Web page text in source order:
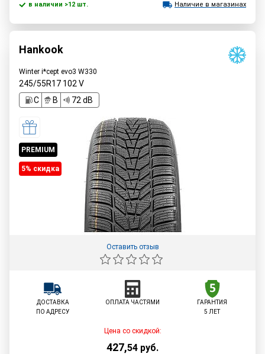
в наличии >12 шт. Наличие в магазинах
Hankook
Winter i*cept evo3 W330
245/55R17 102 V
C
B 72 dB
PREMIUM
5% cкидка
Оставить отзыв
ДОСТАВКА
ПО АДРЕСУ
ОПЛАТА ЧАСТЯМИ
ГАРАНТИЯ
5 ЛЕТ
Цена со скидкой:
427,54 руб.